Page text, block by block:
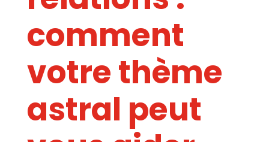
comment
votre thème
astral peut